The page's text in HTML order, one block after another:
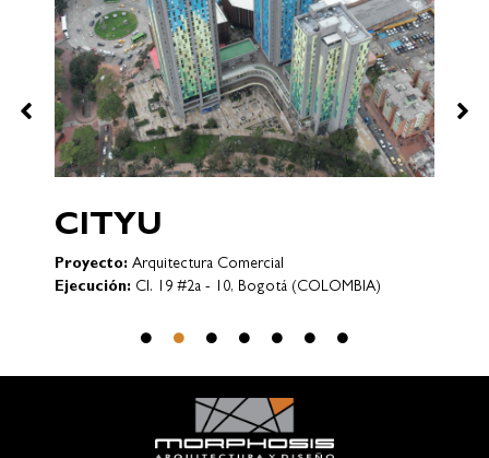
CITYU
Proyecto: Arquitectura Comercial
Ejecución: Cl. 19 #2a - 10, Bogotá (COLOMBIA)